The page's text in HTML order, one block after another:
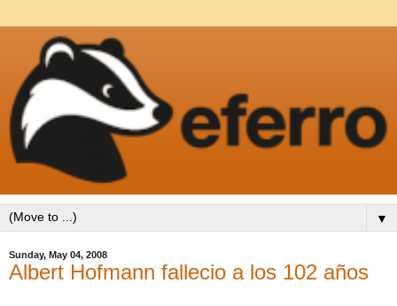
▼
Sunday, May 04, 2008
Albert Hofmann fallecio a los 102 años